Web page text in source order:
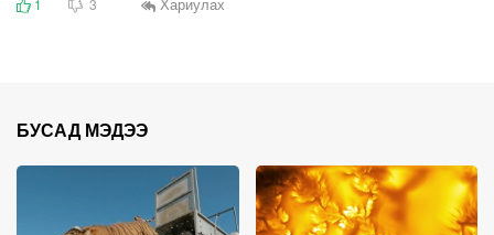
БУСАД МЭДЭЭ